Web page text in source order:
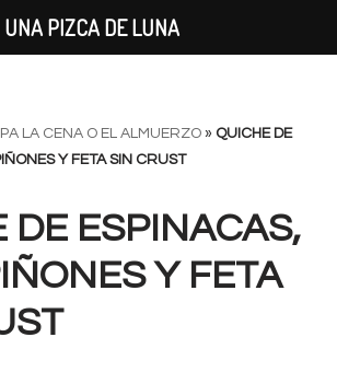
PA LA CENA O EL ALMUERZO » QUICHE DE
Y FETA SIN CRUST
DE ESPINACAS,
Y FETA
UNA PIZCA DE LUNA